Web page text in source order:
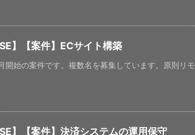
SE】【案件】ECサイト構築
開始の案件です。複数名を募集しています。原則リ
SE】【案件】決済システムの運用保守